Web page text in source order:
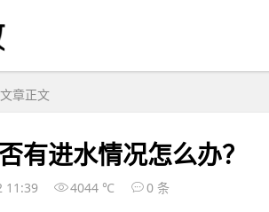
章正文
有进水情况怎么办？
11:39 4044 ℃ 0 条